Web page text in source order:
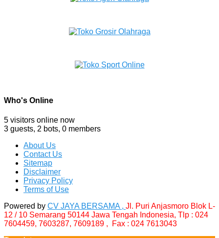
Who's Online
5 visitors online now
3 guests, 2 bots, 0 members
About Us
Contact Us
Sitemap
Disclaimer
Privacy Policy
Terms of Use
Powered by CV JAYA BERSAMA , Jl. Puri Anjasmoro Blok L-
12 / 10 Semarang 50144 Jawa Tengah Indonesia, Tlp : 024
7604459, 7603287, 7609189 , Fax : 024 7613043